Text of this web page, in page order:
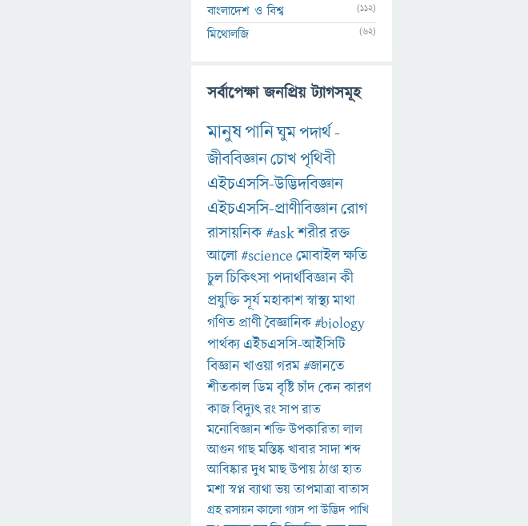
বাংলাদেশ ও বিশ্ব (112)
মিথোলজি (62)
সর্বাপেক্ষা জনপ্রিয় ট্যাগসমূহ
মানুষপানিঘুমপদার্থ-
জীববিজ্ঞানচোখপৃথিবী
এইচএসসি-উদ্ভিদবিজ্ঞান
এইচএসসি-প্রাণীবিজ্ঞানরোগ
রাসায়নিক#askশরীররক্ত
আলো#scienceমোবাইলক্ষতি
চুলচিকিৎসাপদার্থবিজ্ঞানকী
প্রযুক্তিসূর্যমহাকাশস্বাস্থ্যমাথা
গণিত প্রাণীবৈজ্ঞানিক#biology
পার্থক্য এইচএসসি-আইসিটি
বিজ্ঞানখাওয়াগরম#জানতে
শীতকালডিমবৃষ্টিচাঁদকেনকারণ
কাজবিদ্যুৎরংসাপরাত
মনোবিজ্ঞানশক্তিউপকারিতালাল
আগুনগাছমস্তিষ্কখাবারসাদাশব্দ
আবিষ্কারদুধমাছউপায়ঠাণ্ডাহাত
মশাস্বপ্নব্যাথাভয়তাপমাত্রাবাতাস
গ্রহরসায়নকালোগ্যাসপাউদ্ভিদপাখি